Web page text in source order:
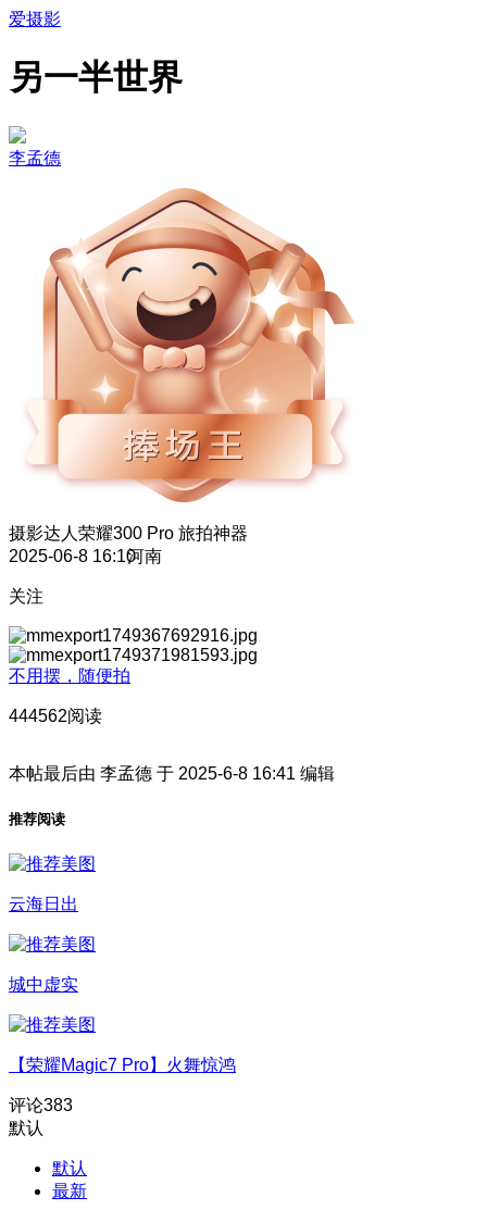
爱摄影
另一半世界
李孟德
摄影达人 荣耀300 Pro 旅拍神器
2025-06-8 16:10河南
关注
不用摆，随便拍
444562阅读
本帖最后由 李孟德 于 2025-6-8 16:41 编辑
推荐阅读
云海日出
城中虚实
【荣耀Magic7 Pro】火舞惊鸿
评论383
默认
默认
最新